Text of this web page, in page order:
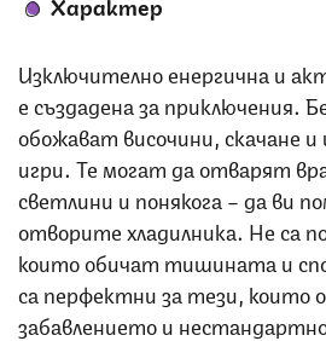
Изключително енергична и
е създадена за приключения.
обожават височини, скачане
игри. Те могат да отварят
светлини и понякога – да ви
отворите хладилника. Не са
които обичат тишината и
са перфектни за тези, които
забавлението и